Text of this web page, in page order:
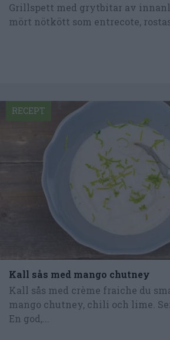
Grillspett med grytbitar av
mört nötkött som entrecote,
Kall sås med mango chutney
Kall sås med crème fraiche du
mango chutney, chili och lime.
En god,...
RECEPT